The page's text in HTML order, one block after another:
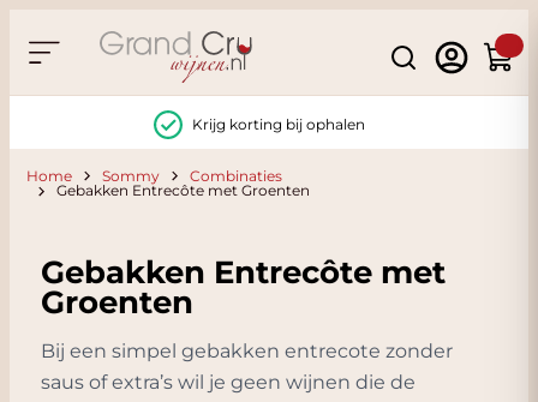
Search
Krijg korting bij ophalen
Home Sommy
Combinaties
Gebakken Entrecôte met Groenten
Gebakken Entrecôte met
Groenten
Bij een simpel gebakken entrecote zonder
saus of extra’s wil je geen wijnen die de